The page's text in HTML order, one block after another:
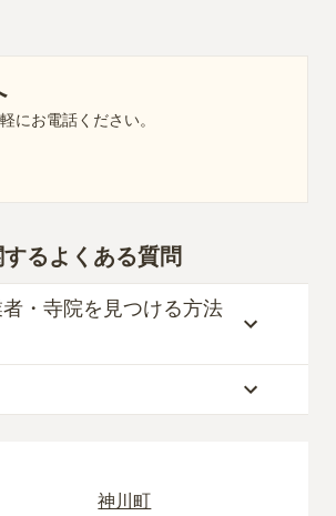
にお電話ください。
るよくある質問
・寺院を見つける方法
です。
の後継ぎに心配がある方は、
。
外に、供養に対する考え方の
神川町